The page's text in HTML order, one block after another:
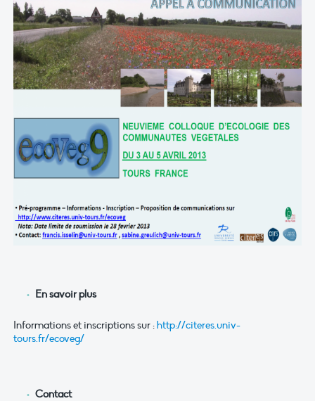
En savoir plus
Informations et inscriptions sur :http://citeres.univ-
tours.fr/ecoveg/
Contact